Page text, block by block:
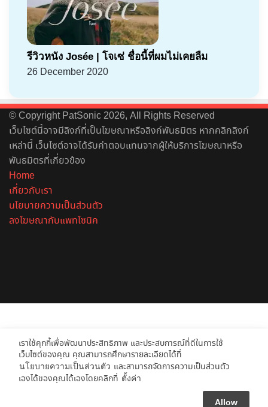
รีวิวหนัง Josée | โจเซ่ ชื่อนี้ที่ผมไม่เคยลืม
26 December 2020
© Copyright PatSonic 2026, All Rights Reserved
เว็บไซต์นี้อาจมีลิงก์ที่เป็นโฆษณาหรือลิงก์พันธมิตร หากคลิกลิงก์
เหล่านี้ เว็บไซต์อาจได้รับค่าตอบแทนจากผู้ให้บริการโฆษณาหรือ
พันธมิตรที่เกี่ยวข้อง
Home
เกี่ยวกับเรา
นโยบายความเป็นส่วนตัว
ลงโฆษณากับแพทโซนิค
button
เราใช้คุกกี้เพื่อพัฒนาประสิทธิภาพ และประสบการณ์ที่ดีในการใช้
เว็บไซต์ของคุณ คุณสามารถศึกษารายละเอียดได้ที่
นโยบายความเป็นส่วนตัว และสามารถจัดการความเป็นส่วนตัว
เองได้ของคุณได้เองโดยคลิกที่ ตั้งค่า
Allow